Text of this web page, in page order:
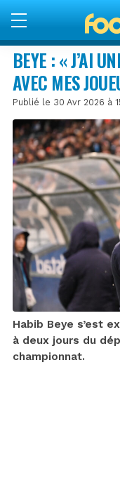
BEYE : « J’AI
AVEC MES
Publié le 30 Avr 2026 à
Habib Beye s’est
à deux jours du
championnat.